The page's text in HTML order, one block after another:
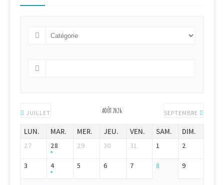
JUILLET AOÛT 2026 SEPTEMBRE
LUN. MAR. MER. JEU. VEN. SAM. DIM.
27 28 29 30 31 1 2
3 4 5 6 7 8 9